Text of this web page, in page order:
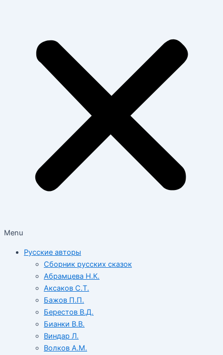
Menu
Русские авторы
Сборник русских сказок
Абрамцева Н.К.
Аксаков С.Т.
Бажов П.П.
Берестов В.Д.
Бианки В.В.
Виндар Л.
Волков А.М.